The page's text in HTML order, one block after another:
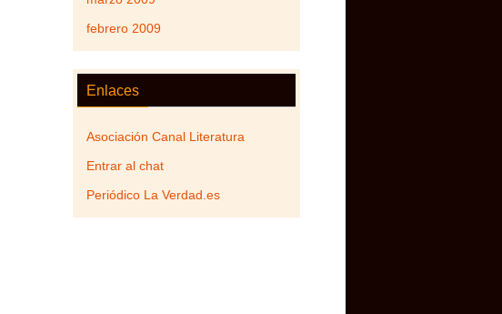
febrero 2009
Enlaces
Asociación Canal Literatura
Entrar al chat
Periódico La Verdad.es